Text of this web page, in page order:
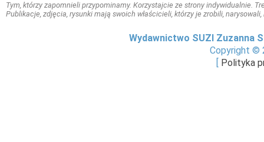
Tym, którzy zapomnieli przypominamy. Korzystajcie ze strony indywidualnie.
Publikacje, zdjęcia, rysunki mają swoich właścicieli, którzy je zrobili,
Wydawnictwo SUZI Zuzanna
Copyright ©
Polityka